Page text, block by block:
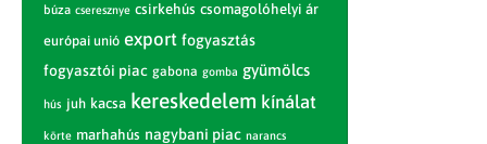
búza cseresznye csirkehús csomagolóhelyi ár
európai unió export fogyasztás
fogyasztói piac gabona gomba gyümölcs
hús juh kacsa kereskedelem kínálat
körte marhahús nagybani piac narancs